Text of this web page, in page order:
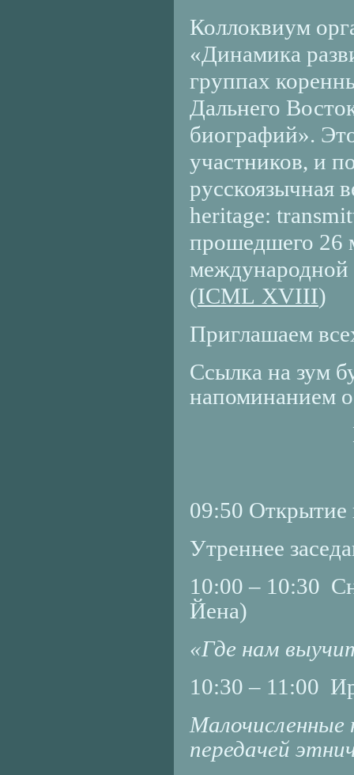
Коллоквиум
«Динамика
группах
Дальнего
биографий».
участников, и
русскоязычная
heritage:
прошедшего 26
(ICML XVIII)
Приглашаем
Ссылка на зум
напоминанием
09:50
Утреннее
10:00 – 10:30
Йена)
«Где нам
10:30 – 11:00
передачей